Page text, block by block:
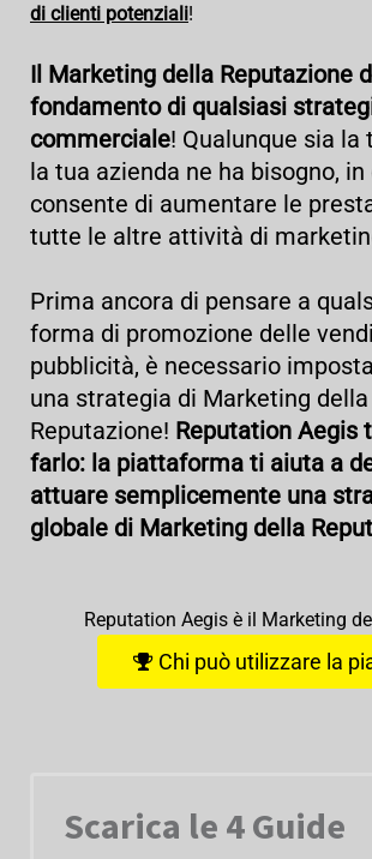
di clienti potenziali!
Il Marketing della Reputazione
fondamento di qualsiasi
commerciale! Qualunque sia la
la tua azienda ne ha bisogno,
consente di aumentare le
tutte le altre attività di
Prima ancora di pensare a
forma di promozione delle
pubblicità, è necessario
una strategia di Marketing della
Reputazione! Reputation Aegis
farlo: la piattaforma ti aiuta a
attuare semplicemente una
globale di Marketing della
Reputation Aegis è il Marketing
Chi può utilizzare la
Scarica le 4 Guide